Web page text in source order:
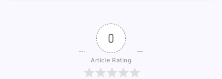
0
Article Rating